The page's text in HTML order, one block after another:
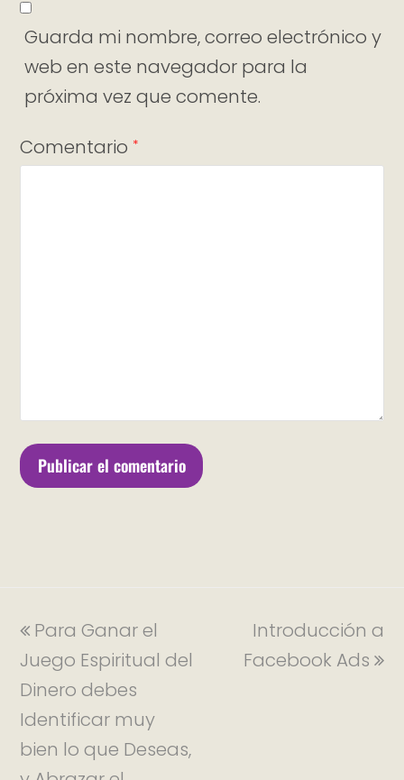
Guarda mi nombre, correo electrónico y
web en este navegador para la
próxima vez que comente.
Comentario *
Para Ganar el
Juego Espiritual del
Dinero debes
Identificar muy
bien lo que Deseas,
Introducción a
Facebook Ads